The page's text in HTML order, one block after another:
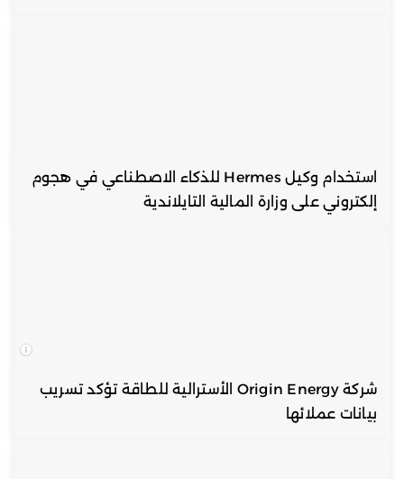
استخدام وكيل Hermes للذكاء الاصطناعي في هجوم
إلكتروني على وزارة المالية التايلاندية
شركة Origin Energy الأسترالية للطاقة تؤكد تسريب
بيانات عملائها